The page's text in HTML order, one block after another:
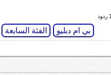
بي ام دبليو الفئة السابعة